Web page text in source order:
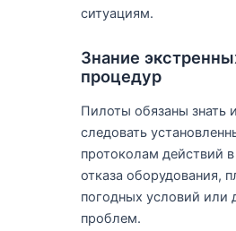
ситуациям.
Знание
процедур
Пилоты обязаны знать
следовать
протоколам действий в
отказа оборудования,
погодных условий или
проблем.